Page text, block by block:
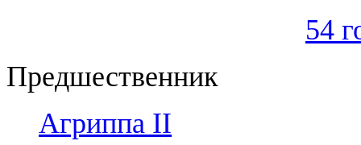
54
Предшественник
Агриппа II